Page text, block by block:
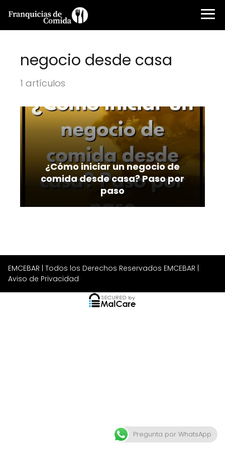
negocio desde casa
1 artículos
¿Cómo iniciar un negocio de
comida desde casa? Paso por
paso
EMCEBAR | Todos los Derechos Reservados EMCEBAR |
Aviso de Privacidad
Pregunta por WhatsApp